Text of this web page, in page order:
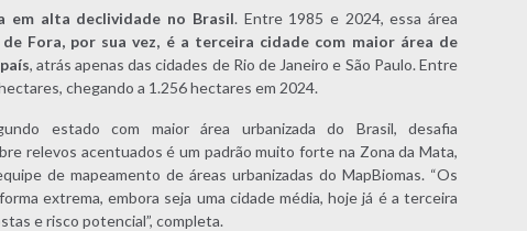
em alta declividade no Brasil. Entre 1985 e 2024, essa área
de Fora, por sua vez, é a terceira cidade com maior área de
, atrás apenas das cidades de Rio de Janeiro e São Paulo. Entre
chegando a 1.256 hectares em 2024.
estado com maior área urbanizada do Brasil, desafia
relevos acentuados é um padrão muito forte na Zona da Mata,
de mapeamento de áreas urbanizadas do MapBiomas. “Os
extrema, embora seja uma cidade média, hoje já é a terceira
e risco potencial”, completa.